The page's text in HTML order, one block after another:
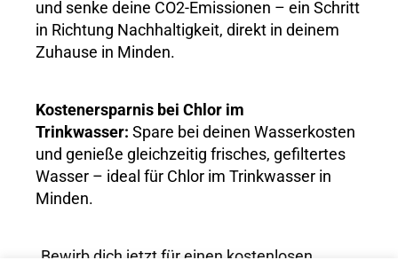
und senke deine CO2-Emissionen – ein Schritt
in Richtung Nachhaltigkeit, direkt in deinem
Zuhause in Minden.
Kostenersparnis bei Chlor im
Trinkwasser: Spare bei deinen Wasserkosten
und genieße gleichzeitig frisches, gefiltertes
Wasser – ideal für Chlor im Trinkwasser in
Minden.
„Bewirb dich jetzt für einen kostenlosen